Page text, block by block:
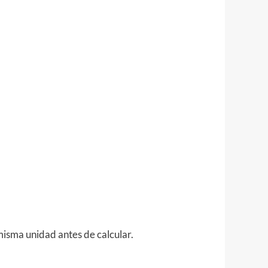
unidad antes de calcular.